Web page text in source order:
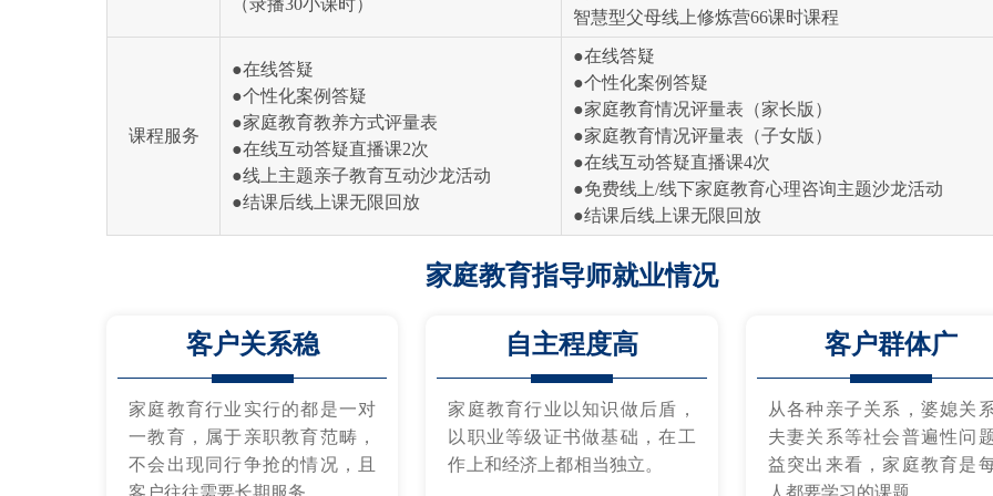
（录播30小课时）
智慧型父母线上修炼营66课时课程
课程服务
●在线答疑
●个性化案例答疑
●家庭教育教养方式评量表
●在线互动答疑直播课2次
●线上主题亲子教育互动沙龙活动
●结课后线上课无限回放
●在线答疑
●个性化案例答疑
●家庭教育情况评量表（家长版）
●家庭教育情况评量表（子女版）
●在线互动答疑直播课4次
●免费线上/线下家庭教育心理咨询主题沙龙活动
●结课后线上课无限回放
家庭教育指导师就业情况
客户关系稳
家庭教育行业实行的都是一对
一教育，属于亲职教育范畴，
不会出现同行争抢的情况，且
客户往往需要长期服务。
自主程度高
家庭教育行业以知识做后盾，
以职业等级证书做基础，在工
作上和经济上都相当独立。
客户群体广
从各种亲子关系，婆媳关系
夫妻关系等社会普遍性问
益突出来看，家庭教育是
人都要学习的课题。